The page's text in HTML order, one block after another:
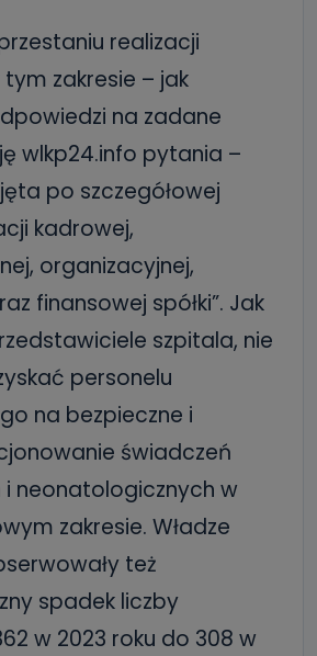
realizacji
zakresie – jak
na zadane
wlkp24.info pytania –
po szczegółowej
kadrowej,
organizacyjnej,
finansowej spółki”. Jak
szpitala, nie
personelu
na bezpieczne i
świadczeń
i neonatologicznych w
zakresie. Władze
też
spadek liczby
w 2023 roku do 308 w